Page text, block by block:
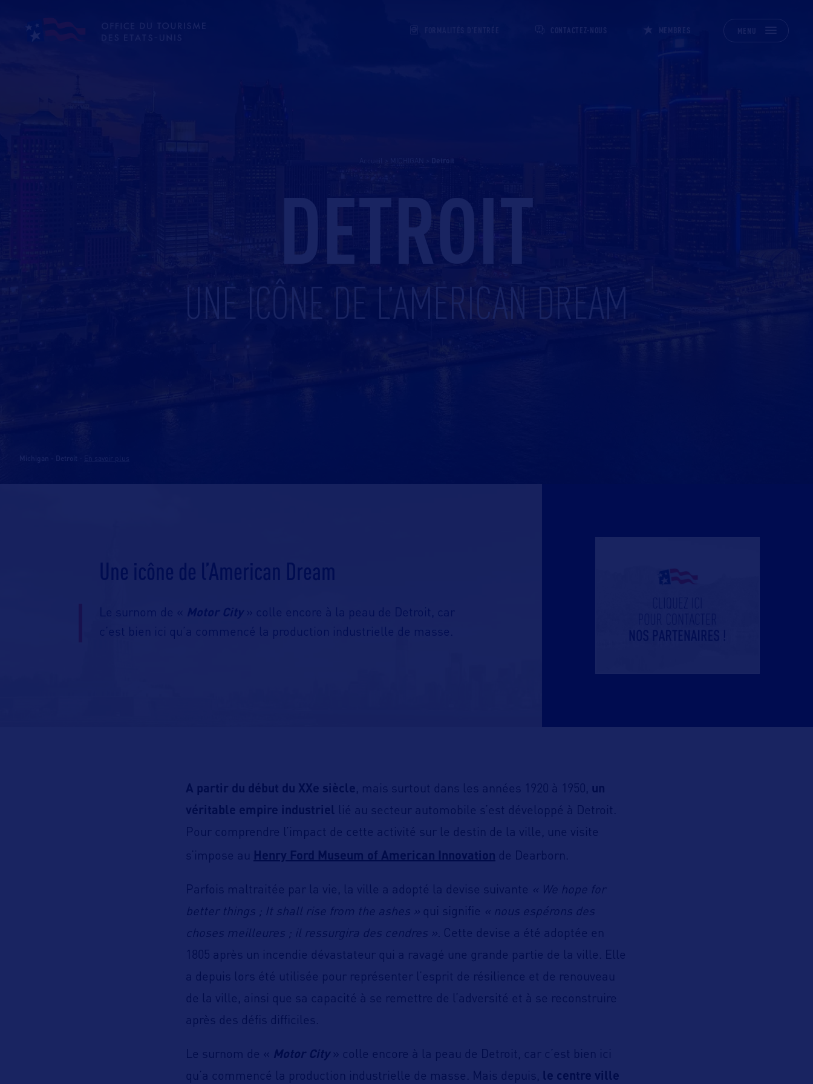
FORMALITÉS D'ENTRÉE CONTACTEZ-NOUS MEMBRES MENU
> detroit
DETROIT
UNE ICÔNE DE L’AMERICAN DREAM
Michigan - Detroit
Une icône de l’American Dream
Le surnom de « Motor City » colle encore à la peau de Detroit, car
c’est bien ici qu’a commencé la production industrielle de masse.
A partir du début du XXe siècle, mais surtout dans les années 1920 à 1950, un
véritable empire industriel lié au secteur automobile s’est développé à Detroit.
Pour comprendre l’impact de cette activité sur le destin de la ville, une visite
s’impose au Henry Ford Museum of American Innovation de Dearborn.
Parfois maltraitée par la vie, la ville a adopté la devise suivante « We hope for
better things ; It shall rise from the ashes » qui signifie « nous espérons des
choses meilleures ; il ressurgira des cendres ». Cette devise a été adoptée en
1805 après un incendie dévastateur qui a ravagé une grande partie de la ville. Elle
a depuis lors été utilisée pour représenter l’esprit de résilience et de renouveau
de la ville, ainsi que sa capacité à se remettre de l’adversité et à se reconstruire
après des défis difficiles.
Le surnom de « Motor City» colle encore à la peau de Detroit, car c’est bien ici
qu’a commencé la production industrielle de masse. Mais depuis, le centre ville